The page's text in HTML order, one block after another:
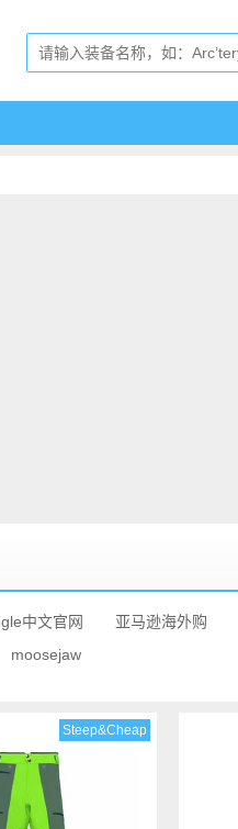
中文官网 亚马逊海外购
moosejaw
Steep&Cheap